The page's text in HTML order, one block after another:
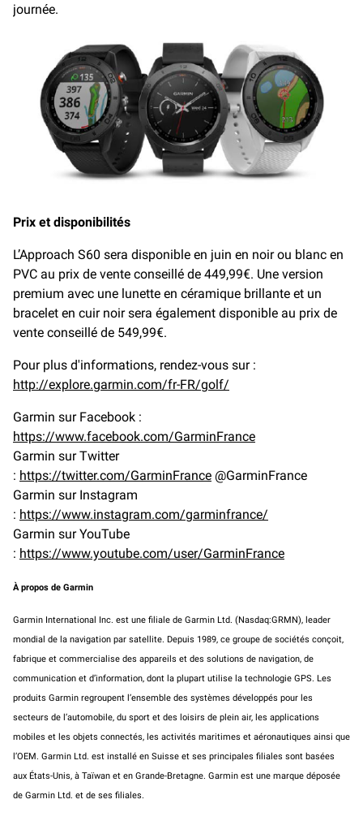
journée.
Prix et disponibilités
L’Approach S60 sera disponible en juin en noir ou blanc en
PVC au prix de vente conseillé de 449,99€. Une version
premium avec une lunette en céramique brillante et un
bracelet en cuir noir sera également disponible au prix de
vente conseillé de 549,99€.
Pour plus d'informations, rendez-vous sur :
http://explore.garmin.com/fr-FR/golf/
Garmin sur Facebook :
https://www.facebook.com/GarminFrance
Garmin sur Twitter
: https://twitter.com/GarminFrance @GarminFrance
Garmin sur Instagram
: https://www.instagram.com/garminfrance/
Garmin sur YouTube
: https://www.youtube.com/user/GarminFrance
À propos de Garmin
Garmin International Inc. est une filiale de Garmin Ltd. (Nasdaq:GRMN), leader
mondial de la navigation par satellite. Depuis 1989, ce groupe de sociétés conçoit,
fabrique et commercialise des appareils et des solutions de navigation, de
communication et d’information, dont la plupart utilise la technologie GPS. Les
produits Garmin regroupent l’ensemble des systèmes développés pour les
secteurs de l’automobile, du sport et des loisirs de plein air, les applications
mobiles et les objets connectés, les activités maritimes et aéronautiques ainsi que
l’OEM. Garmin Ltd. est installé en Suisse et ses principales filiales sont basées
aux États-Unis, à Taïwan et en Grande-Bretagne. Garmin est une marque déposée
de Garmin Ltd. et de ses filiales.